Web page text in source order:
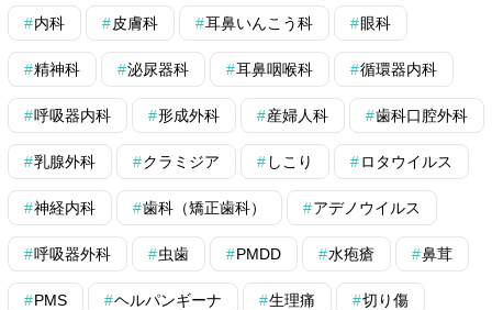
内科 皮膚科 耳鼻いんこう科 眼科
精神科 泌尿器科 耳鼻咽喉科 循環器内科
呼吸器内科 形成外科 産婦人科 歯科口腔外科
乳腺外科 クラミジア しこり ロタウイルス
神経内科 歯科（矯正歯科） アデノウイルス
呼吸器外科 虫歯 PMDD 水疱瘡 鼻茸
PMS ヘルパンギーナ 生理痛 切り傷